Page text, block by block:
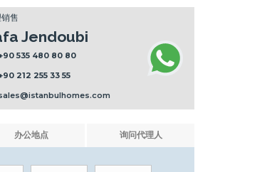
售
Jendoubi
535 480 80 80
212 255 33 55
办公地点 询问代理人